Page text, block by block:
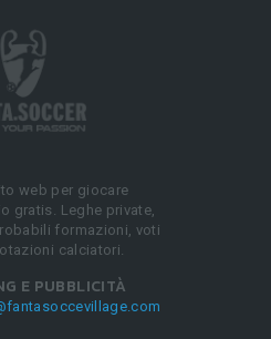
web per giocare
gratis. Leghe private,
formazioni, voti
calciatori.
E PUBBLICITÀ